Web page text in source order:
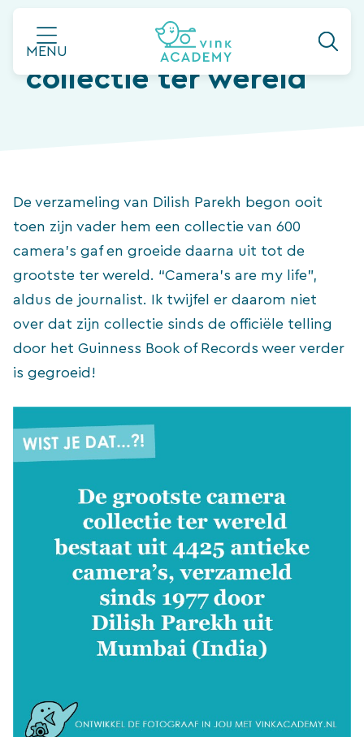
naar
de
inhoud
MENU
De grootste camera
collectie ter wereld
De verzameling van Dilish Parekh begon ooit
toen zijn vader hem een collectie van 600
camera’s gaf en groeide daarna uit tot de
grootste ter wereld. “Camera’s are my life”,
aldus de journalist. Ik twijfel er daarom niet
over dat zijn collectie sinds de officiële telling
door het Guinness Book of Records weer verder
is gegroeid!